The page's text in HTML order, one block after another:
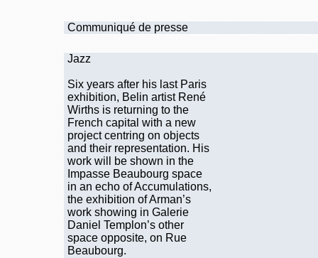
Communiqué de presse
Jazz
Six years after his last Paris
exhibition, Belin artist René
Wirths is returning to the
French capital with a new
project centring on objects
and their representation. His
work will be shown in the
Impasse Beaubourg space
in an echo of Accumulations,
the exhibition of Arman’s
work showing in Galerie
Daniel Templon’s other
space opposite, on Rue
Beaubourg.